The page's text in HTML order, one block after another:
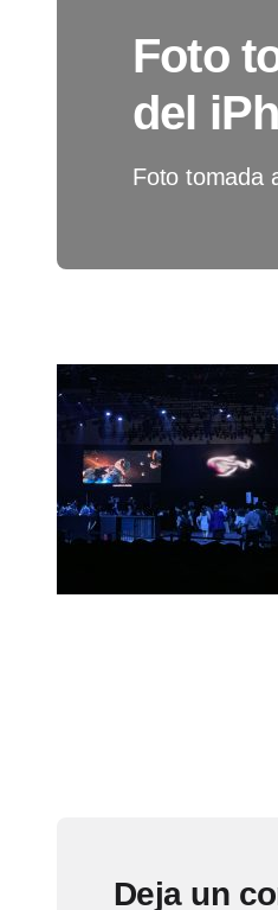
Foto
del
Foto tomada
Deja un